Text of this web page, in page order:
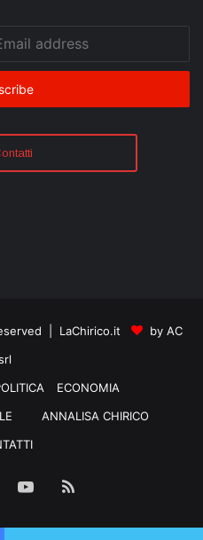
| LaChirico.it
by AC
ECONOMIA
ANNALISA CHIRICO
Twitter YouTube